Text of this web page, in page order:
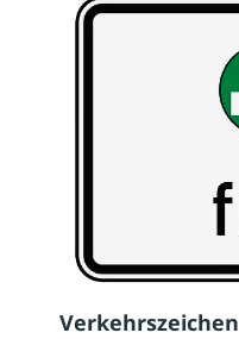
Verkehrszeichen